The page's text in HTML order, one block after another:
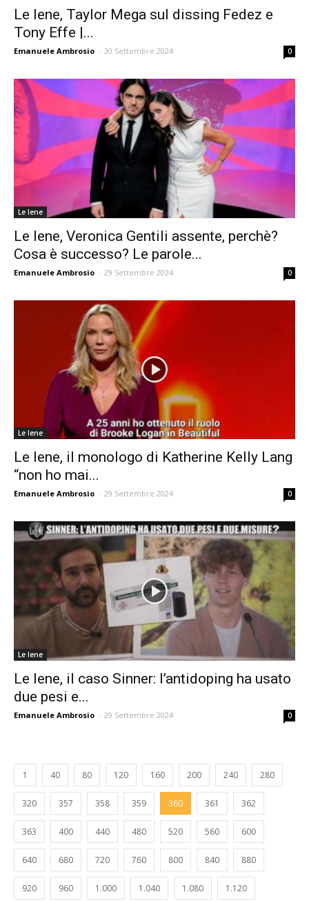
Le Iene, Taylor Mega sul dissing Fedez e
Tony Effe |...
Emanuele Ambrosio - 30 Settembre 2024 0
Le Iene
Le Iene, Veronica Gentili assente, perchè?
Cosa è successo? Le parole...
Emanuele Ambrosio - 29 Settembre 2024 0
Le Iene
Le Iene, il monologo di Katherine Kelly Lang
“non ho mai...
Emanuele Ambrosio - 29 Settembre 2024 0
Le Iene
Le Iene, il caso Sinner: l’antidoping ha usato
due pesi e...
Emanuele Ambrosio - 29 Settembre 2024 0
1 40 80 120 160 200 240 280
320 357 358 359 360 361 362
363 400 440 480 520 560 600
640 680 720 760 800 840 880
920 960 1.000 1.040 1.080 1.120